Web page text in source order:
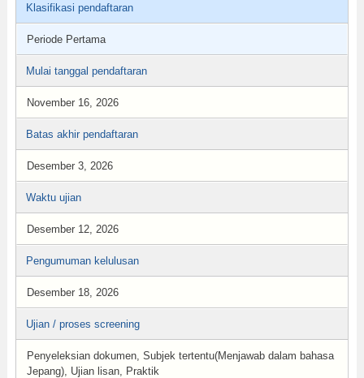
Klasifikasi pendaftaran
Periode Pertama
Mulai tanggal pendaftaran
November 16, 2026
Batas akhir pendaftaran
Desember 3, 2026
Waktu ujian
Desember 12, 2026
Pengumuman kelulusan
Desember 18, 2026
Ujian / proses screening
Penyeleksian dokumen, Subjek tertentu(Menjawab dalam bahasa
Jepang), Ujian lisan, Praktik